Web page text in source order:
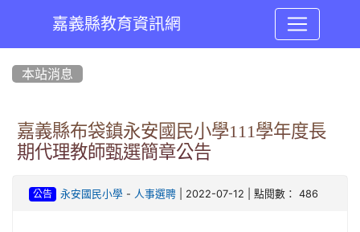
嘉義縣教育資訊網
本站消息
嘉義縣布袋鎮永安國民小學111學年度長
期代理教師甄選簡章公告
公告 永安國民小學- 人事選聘| 2022-07-12 | 點閱數： 486